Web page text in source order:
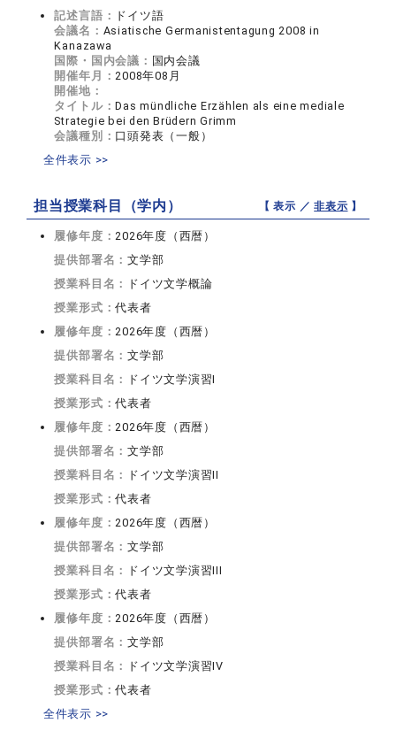
記述言語： ドイツ語
会議名： Asiatische Germanistentagung 2008 in
Kanazawa
国際・国内会議： 国内会議
開催年月：2008年08月
開催地：
タイトル：Das mündliche Erzählen als eine mediale
Strategie bei den Brüdern Grimm
会議種別： 口頭発表（一般）
全件表示 >>
担当授業科目（学内） 【 表示 ／非表示 】
履修年度：2026年度（西暦）
提供部署名：文学部
授業科目名：
ドイツ文学概論
授業形式：代表者
履修年度：2026年度（西暦）
提供部署名：文学部
授業科目名：
ドイツ文学演習I
授業形式：代表者
履修年度：2026年度（西暦）
提供部署名：文学部
授業科目名：
ドイツ文学演習II
授業形式：代表者
履修年度：2026年度（西暦）
提供部署名：文学部
授業科目名：
ドイツ文学演習III
授業形式：代表者
履修年度：2026年度（西暦）
提供部署名：文学部
授業科目名：
ドイツ文学演習IV
授業形式：代表者
全件表示 >>